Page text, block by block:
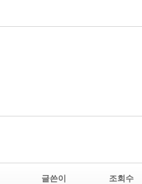
글쓴이 조회수